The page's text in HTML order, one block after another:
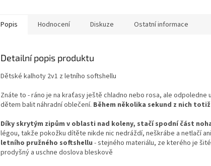
Popis Hodnocení Diskuze Ostatní informace
Detailní popis produktu
Dětské kalhoty 2v1 z letního softshellu
Znáte to - ráno je na kraťasy ještě chladno nebo rosa, ale
dětem balit náhradní oblečení. Během několika sekund z nich
Díky skrytým zipům v oblasti nad koleny, stačí spodní část
légou, takže pokožku dítěte nikde nic nedráždí, neškrábe a netlačí
letního pružného softshellu - stejného materiálu, ze kterého je
prodyšný a uschne doslova bleskově